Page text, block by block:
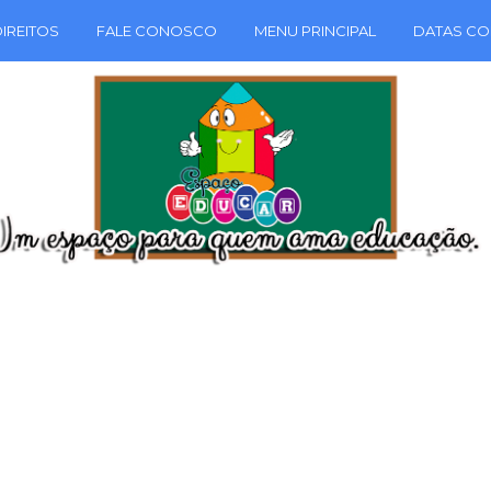
FALE CONOSCO MENU PRINCIPAL DATAS